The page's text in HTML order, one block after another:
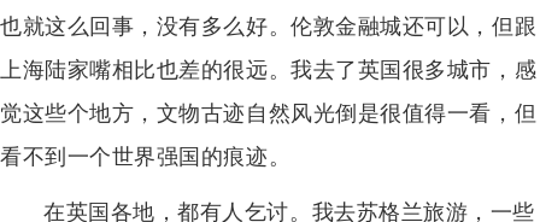
也就这么回事，没有多么好。伦敦金融城还可以，但跟
上海陆家嘴相比也差的很远。我去了英国很多城市，感
觉这些个地方，文物古迹自然风光倒是很值得一看，但
看不到一个世界强国的痕迹。
在英国各地，都有人乞讨。我去苏格兰旅游，一些